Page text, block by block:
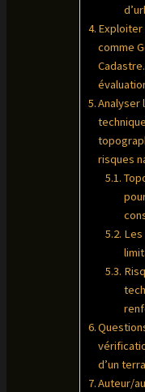
Exploiter
comme
Analyser
risques
d’un
Auteur/